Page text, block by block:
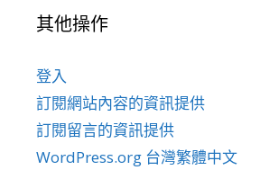
其他操作
登入
訂閱網站內容的資訊提供
訂閱留言的資訊提供
WordPress.org 台灣繁體中文